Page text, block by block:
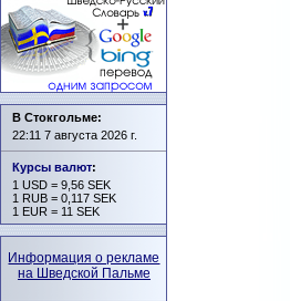
В Стокгольме:
22:11 7 августа 2026 г.
Курсы валют:
1 USD = 9,56 SEK
1 RUB = 0,117 SEK
1 EUR = 11 SEK
Информация о рекламе
на Шведской Пальме